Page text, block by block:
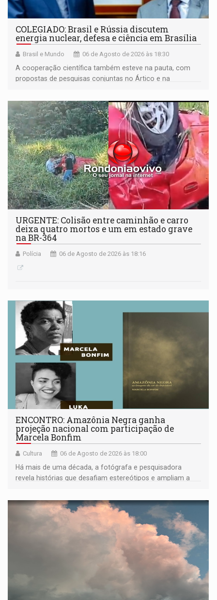
COLEGIADO: Brasil e Rússia discutem
energia nuclear, defesa e ciência em Brasília
Brasil e Mundo 06 de Agosto de 2026 às 18:30
A cooperação científica também esteve na pauta, com
propostas de pesquisas conjuntas no Ártico e na
URGENTE: Colisão entre caminhão e carro
deixa quatro mortos e um em estado grave
na BR-364
Polícia 06 de Agosto de 2026 às 18:16
ENCONTRO: Amazônia Negra ganha
projeção nacional com participação de
Marcela Bonfim
Cultura 06 de Agosto de 2026 às 18:00
Há mais de uma década, a fotógrafa e pesquisadora
revela histórias que desafiam estereótipos e ampliam a
negras